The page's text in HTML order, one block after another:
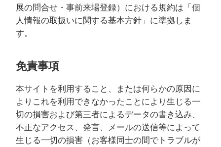
展の問合せ・事前来場登録）における規約は「個
人情報の取扱いに関する基本方針」に準拠しま
す。
免責事項
本サイトを利用すること、または何らかの原因に
よりこれを利用できなかったことにより生じる一
切の損害および第三者によるデータの書き込み、
不正なアクセス、発言、メールの送信等によって
生じる一切の損害（お客様同士の間でトラブルが